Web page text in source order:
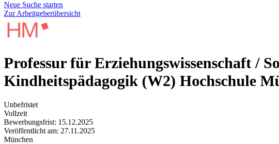
Neue Suche starten
Zur Arbeitgeberübersicht
Professur für Erziehungswissenschaft /
Kindheitspädagogik (W2) Hochschule
Unbefristet
Vollzeit
Bewerbungsfrist: 15.12.2025
Veröffentlicht am: 27.11.2025
München